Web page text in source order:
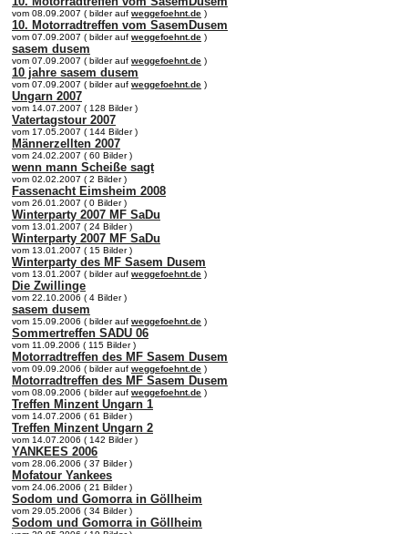
vom 08.09.2007 ( bilder auf weggefoehnt.de )
10. Motorradtreffen vom SasemDusem
vom 07.09.2007 ( bilder auf weggefoehnt.de )
sasem dusem
vom 07.09.2007 ( bilder auf weggefoehnt.de )
10 jahre sasem dusem
vom 07.09.2007 ( bilder auf weggefoehnt.de )
Ungarn 2007
vom 14.07.2007 ( 128 Bilder )
Vatertagstour 2007
vom 17.05.2007 ( 144 Bilder )
Männerzellten 2007
vom 24.02.2007 ( 60 Bilder )
wenn mann Scheiße sagt
vom 02.02.2007 ( 2 Bilder )
Fassenacht Eimsheim 2008
vom 26.01.2007 ( 0 Bilder )
Winterparty 2007 MF SaDu
vom 13.01.2007 ( 24 Bilder )
Winterparty 2007 MF SaDu
vom 13.01.2007 ( 15 Bilder )
Winterparty des MF Sasem Dusem
vom 13.01.2007 ( bilder auf weggefoehnt.de )
Die Zwillinge
vom 22.10.2006 ( 4 Bilder )
sasem dusem
vom 15.09.2006 ( bilder auf weggefoehnt.de )
Sommertreffen SADU 06
vom 11.09.2006 ( 115 Bilder )
Motorradtreffen des MF Sasem Dusem
vom 09.09.2006 ( bilder auf weggefoehnt.de )
Motorradtreffen des MF Sasem Dusem
vom 08.09.2006 ( bilder auf weggefoehnt.de )
Treffen Minzent Ungarn 1
vom 14.07.2006 ( 61 Bilder )
Treffen Minzent Ungarn 2
vom 14.07.2006 ( 142 Bilder )
YANKEES 2006
vom 28.06.2006 ( 37 Bilder )
Mofatour Yankees
vom 24.06.2006 ( 21 Bilder )
Sodom und Gomorra in Göllheim
vom 29.05.2006 ( 34 Bilder )
Sodom und Gomorra in Göllheim